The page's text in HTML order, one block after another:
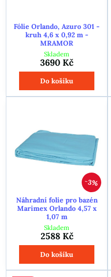
Fólie Orlando, Azuro 301 -
kruh 4,6 x 0,92 m -
MRAMOR
Skladem
3690 Kč
Do košíku
3%
Náhradní folie pro bazén
Marimex Orlando 4,57 x
1,07 m
Skladem
2588 Kč
Do košíku